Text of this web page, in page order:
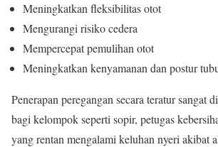
Meningkatkan fleksibilitas otot
Mengurangi risiko cedera
Mempercepat pemulihan otot
Meningkatkan kenyamanan dan postur
Penerapan peregangan secara teratur sangat
bagi kelompok seperti sopir, petugas
yang rentan mengalami keluhan nyeri akibat